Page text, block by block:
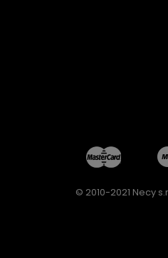
© 2010-2021 Necy